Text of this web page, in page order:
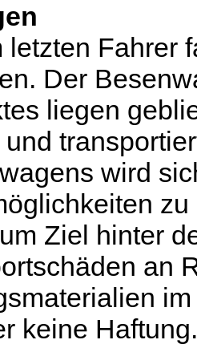
letzten Fahrer
Der
liegen
wird
Ziel hinter
an
keine Haftung.